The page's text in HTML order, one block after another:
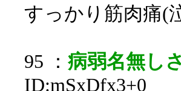
すっかり筋肉痛(
95 ： 病弱名無し
ID:mSxDfx3+0